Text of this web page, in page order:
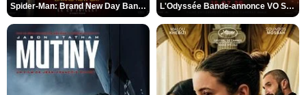
Spider-Man: Brand New Day Bande-annonce VO STFR L'Odyssée Bande-annonce VO STFR